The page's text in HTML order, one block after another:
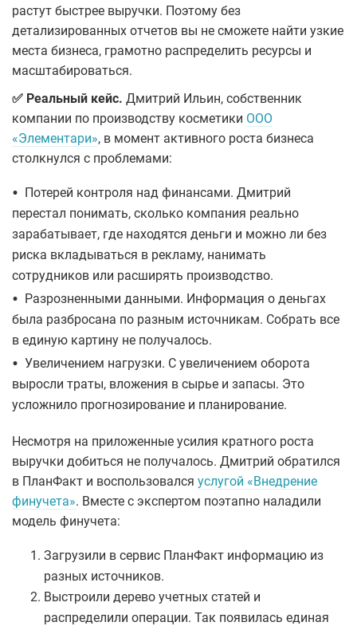
растут быстрее выручки. Поэтому без
детализированных отчетов вы не сможете найти узкие
места бизнеса, грамотно распределить ресурсы и
масштабироваться.
✅ Реальный кейс. Дмитрий Ильин, собственник
компании по производству косметики ООО
«Элементари», в момент активного роста бизнеса
столкнулся с проблемами:
•
Потерей контроля над финансами. Дмитрий
перестал понимать, сколько компания реально
зарабатывает, где находятся деньги и можно ли без
риска вкладываться в рекламу, нанимать
сотрудников или расширять производство.
• Разрозненными данными. Информация о деньгах
была разбросана по разным источникам. Собрать все
в единую картину не получалось.
• Увеличением нагрузки. С увеличением оборота
выросли траты, вложения в сырье и запасы. Это
усложнило прогнозирование и планирование.
Несмотря на приложенные усилия кратного роста
выручки добиться не получалось. Дмитрий обратился
в ПланФакт и воспользовался услугой «Внедрение
финучета». Вместе с экспертом поэтапно наладили
модель финучета:
Загрузили в сервис ПланФакт информацию из
разных источников.
Выстроили дерево учетных статей и
распределили операции. Так появилась единая